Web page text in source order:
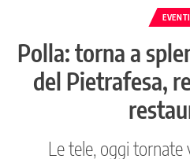
EVENTI
Polla: torna a
del Pietrafesa,
Le tele, oggi tornate